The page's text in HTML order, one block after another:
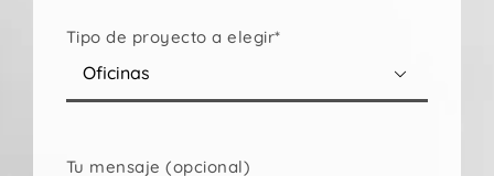
Tipo de proyecto a elegir*

Tu mensaje (opcional)